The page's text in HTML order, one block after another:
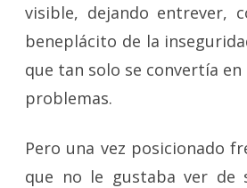
visible, dejando entrever,
beneplácito de la
que tan solo se convertía
problemas.
Pero una vez posicionado
que no le gustaba ver de